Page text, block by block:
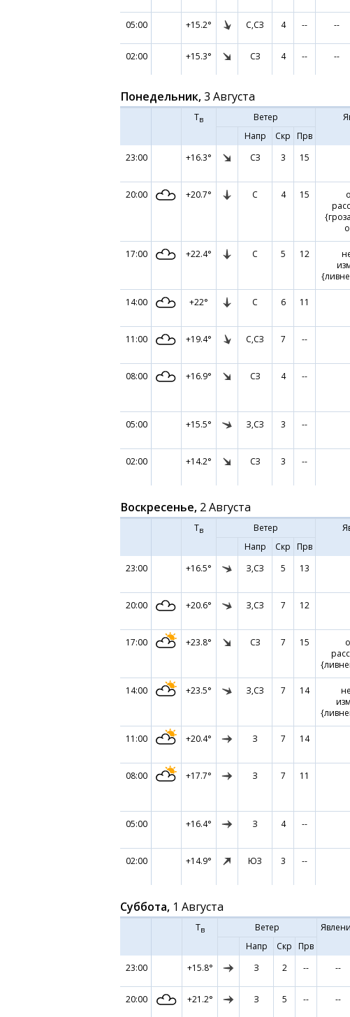
05:00 +15.2° С,СЗ 4 -- --
02:00 +15.3° СЗ 4 -- --
Понедельник, 3 Августа
Тв Ветер
Напр
Скр Прв
23:00
+16.3° СЗ 3 15
20:00 +20.7° С 4 15
17:00 +22.4° С 5 12
14:00 +22° С 6 11
11:00 +19.4° С,СЗ 7 --
08:00 +16.9° СЗ 4 --
05:00 +15.5° З,СЗ 3 --
02:00 +14.2° СЗ 3 --
Воскресенье, 2 Августа
Тв Ветер
Напр
Скр Прв
23:00
+16.5° З,СЗ 5 13
20:00 +20.6° З,СЗ 7 12
17:00 +23.8° СЗ 7 15
14:00 +23.5° З,СЗ 7 14
11:00 +20.4° З 7 14
08:00 +17.7° З 7 11
05:00 +16.4° З 4 --
02:00 +14.9° ЮЗ 3 --
Суббота, 1 Августа
Тв Ветер
Напр
Скр Прв
23:00
+15.8° З 2 -- --
20:00 +21.2° З 5 -- --